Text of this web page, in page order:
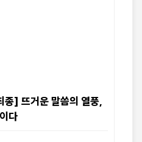
종] 뜨거운 말씀의 열풍,
다